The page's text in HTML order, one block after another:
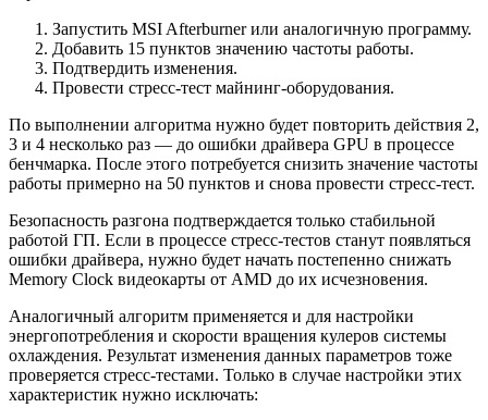
Запустить MSI Afterburner или аналогичную программу.
Добавить 15 пунктов значению частоты работы.
Подтвердить изменения.
Провести стресс-тест майнинг-оборудования.
По выполнении алгоритма нужно будет повторить действия 2,
3 и 4 несколько раз — до ошибки драйвера GPU в процессе
бенчмарка. После этого потребуется снизить значение частоты
работы примерно на 50 пунктов и снова провести стресс-тест.
Безопасность разгона подтверждается только стабильной
работой ГП. Если в процессе стресс-тестов станут появляться
ошибки драйвера, нужно будет начать постепенно снижать
Memory Clock видеокарты от AMD до их исчезновения.
Аналогичный алгоритм применяется и для настройки
энергопотребления и скорости вращения кулеров системы
охлаждения. Результат изменения данных параметров тоже
проверяется стресс-тестами. Только в случае настройки этих
характеристик нужно исключать: